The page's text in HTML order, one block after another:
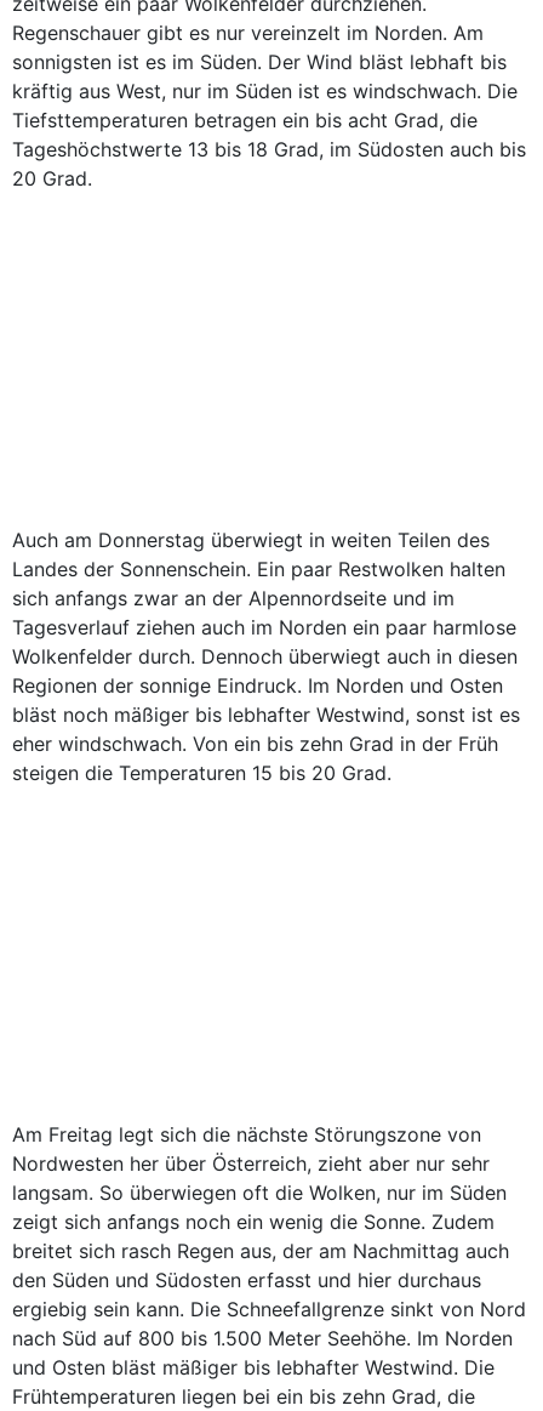
Regenschauer gibt es nur vereinzelt im Norden. Am
sonnigsten ist es im Süden. Der Wind bläst lebhaft bis
kräftig aus West, nur im Süden ist es windschwach. Die
Tiefsttemperaturen betragen ein bis acht Grad, die
Tageshöchstwerte 13 bis 18 Grad, im Südosten auch bis
20 Grad.
Auch am Donnerstag überwiegt in weiten Teilen des
Landes der Sonnenschein. Ein paar Restwolken halten
sich anfangs zwar an der Alpennordseite und im
Tagesverlauf ziehen auch im Norden ein paar harmlose
Wolkenfelder durch. Dennoch überwiegt auch in diesen
Regionen der sonnige Eindruck. Im Norden und Osten
bläst noch mäßiger bis lebhafter Westwind, sonst ist es
eher windschwach. Von ein bis zehn Grad in der Früh
steigen die Temperaturen 15 bis 20 Grad.
Am Freitag legt sich die nächste Störungszone von
Nordwesten her über Österreich, zieht aber nur sehr
langsam. So überwiegen oft die Wolken, nur im Süden
zeigt sich anfangs noch ein wenig die Sonne. Zudem
breitet sich rasch Regen aus, der am Nachmittag auch
den Süden und Südosten erfasst und hier durchaus
ergiebig sein kann. Die Schneefallgrenze sinkt von Nord
nach Süd auf 800 bis 1.500 Meter Seehöhe. Im Norden
und Osten bläst mäßiger bis lebhafter Westwind. Die
Frühtemperaturen liegen bei ein bis zehn Grad, die